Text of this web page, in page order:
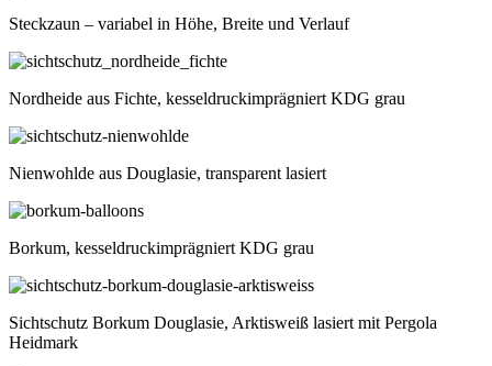
Steckzaun – variabel in Höhe, Breite und Verlauf
Nordheide aus Fichte, kesseldruckimprägniert KDG grau
Nienwohlde aus Douglasie, transparent lasiert
Borkum, kesseldruckimprägniert KDG grau
Sichtschutz Borkum Douglasie, Arktisweiß lasiert mit Pergola
Heidmark